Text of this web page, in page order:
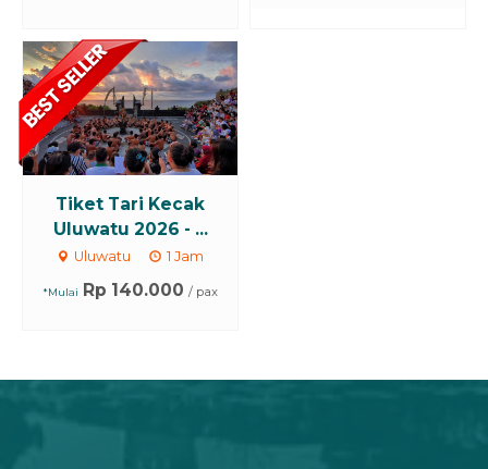
Tiket Tari Kecak
Uluwatu 2026 - ...
Uluwatu 1 Jam
*Mulai Rp 140.000 / pax